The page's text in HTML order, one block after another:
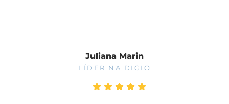
Juliana Marin
LÍDER NA DIGIO